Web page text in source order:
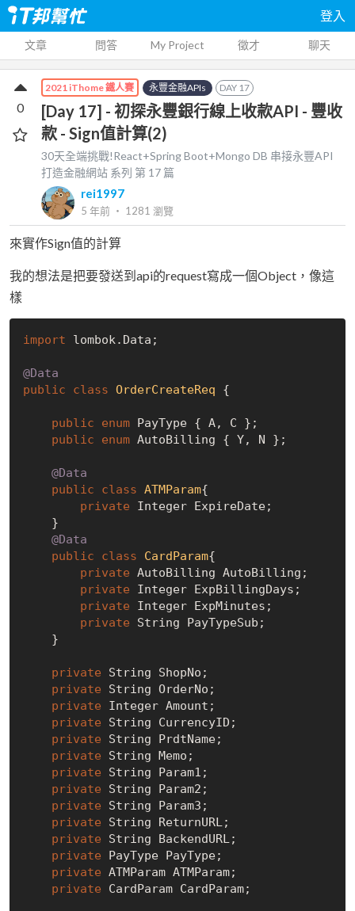
登入
文章 問答 My Project 徵才 聊天
2021 iThome 鐵人賽 永豐金融APIs DAY 17
[Day 17] - 初探永豐銀行線上收款API - 豐收
款 - Sign值計算(2)
30天全端挑戰!React+Spring Boot+Mongo DB 串接永豐API
打造金融網站 系列 第 17 篇
rei1997
5 年前 ‧ 1281 瀏覽
0
來實作Sign值的計算
我的想法是把要發送到api的request寫成一個Object，像這
樣
import lombok.Data;
@Data
public
class OrderCreateReq {
public enum PayType { A, C };
public
enum AutoBilling { Y, N };
@Data
public
class ATMParam{
private Integer ExpireDate;
@Data
public
class CardParam{
private AutoBilling AutoBilling;
private Integer ExpBillingDays;
private Integer ExpMinutes;
private String PayTypeSub;
private String ShopNo;
private String OrderNo;
private Integer Amount;
private String CurrencyID;
private String PrdtName;
private String Memo;
private String Param1;
private String Param2;
private String Param3;
private String ReturnURL;
private String BackendURL;
private PayType PayType;
private ATMParam ATMParam;
private CardParam CardParam;